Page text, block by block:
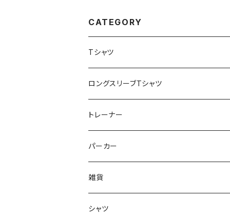
CATEGORY
Tシャツ
ロングスリーブTシャツ
トレーナー
パーカー
雑貨
シャツ